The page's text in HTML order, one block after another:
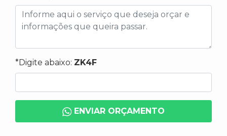
*Digite abaixo: ZK4F
ENVIAR ORÇAMENTO